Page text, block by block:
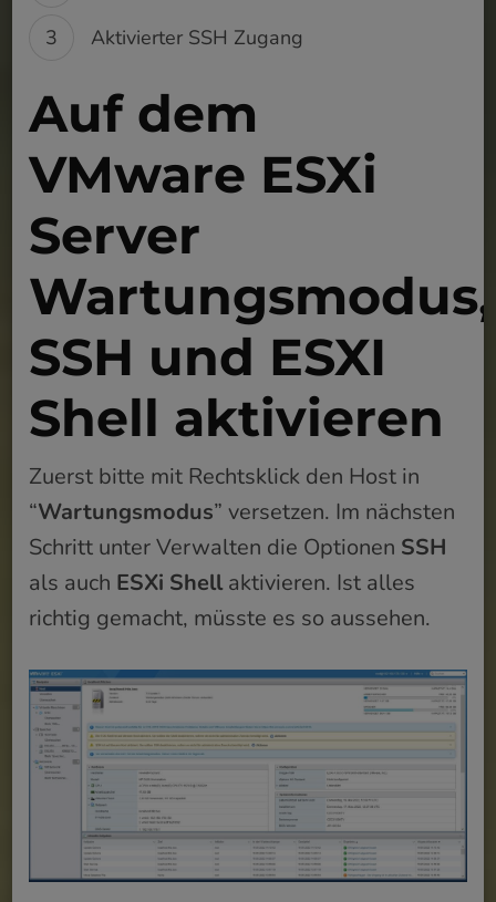
Aktivierter SSH Zugang
Auf dem
VMware ESXi
Server
Wartungsmodus,
SSH und ESXI
Shell aktivieren
Zuerst bitte mit Rechtsklick den Host in
“Wartungsmodus” versetzen. Im nächsten
Schritt unter Verwalten die Optionen SSH
als auch ESXi Shell aktivieren. Ist alles
richtig gemacht, müsste es so aussehen.